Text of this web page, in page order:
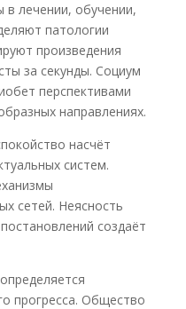
в лечении, обучении,
патологии
произведения
за секунды. Социум
перспективами
направлениях.
насчёт
систем.
сетей. Неясность
создаёт
прогресса. Общество